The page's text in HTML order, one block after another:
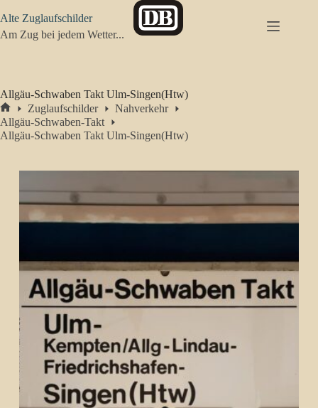
Inhalt
springen
Alte Zuglaufschilder
Am Zug bei jedem Wetter...
Allgäu-Schwaben Takt Ulm-Singen(Htw)
Start
Zuglaufschilder
Nahverkehr
Allgäu-Schwaben-Takt
Allgäu-Schwaben Takt Ulm-Singen(Htw)